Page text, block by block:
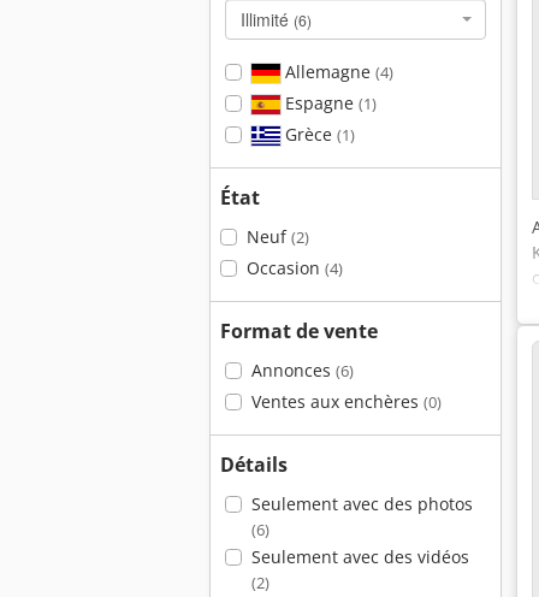
Illimité (6)
Allemagne (4)
Espagne (1)
Grèce (1)
État
Neuf(2)
Occasion (4)
Format de vente
Annonces (6)
Ventes aux enchères (0)
Détails
Seulement avec des photos
(6)
Seulement avec des vidéos
(2)